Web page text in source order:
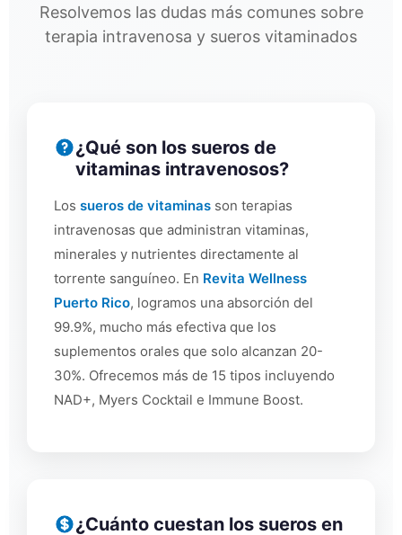
Resolvemos las dudas más comunes sobre
terapia intravenosa y sueros vitaminados
¿Qué son los sueros de
vitaminas intravenosos?
Los sueros de vitaminas son terapias
intravenosas que administran vitaminas,
minerales y nutrientes directamente al
torrente sanguíneo. En Revita Wellness
Puerto Rico, logramos una absorción del
99.9%, mucho más efectiva que los
suplementos orales que solo alcanzan 20-
30%. Ofrecemos más de 15 tipos incluyendo
NAD+, Myers Cocktail e Immune Boost.
¿Cuánto cuestan los sueros en